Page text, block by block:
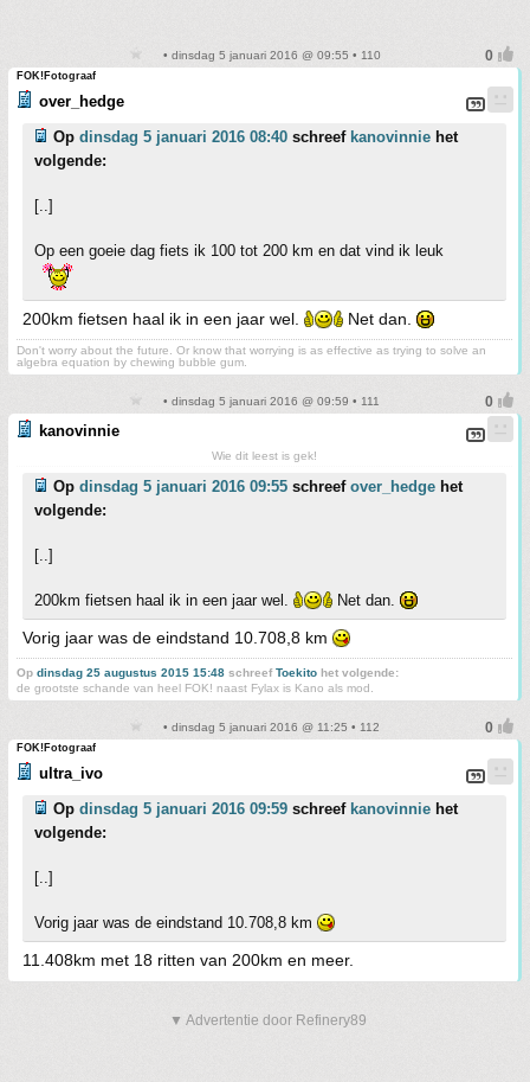
• dinsdag 5 januari 2016 @ 09:55 • 110
FOK!Fotograaf
over_hedge
Op dinsdag 5 januari 2016 08:40 schreef kanovinnie het
volgende:
[..]
Op een goeie dag fiets ik 100 tot 200 km en dat vind ik leuk
200km fietsen haal ik in een jaar wel. Net dan.
Don't worry about the future. Or know that worrying is as effective as trying to solve an
algebra equation by chewing bubble gum.
• dinsdag 5 januari 2016 @ 09:59 • 111
kanovinnie
Wie dit leest is gek!
Op dinsdag 5 januari 2016 09:55 schreef over_hedge het
volgende:
[..]
200km fietsen haal ik in een jaar wel. Net dan.
Vorig jaar was de eindstand 10.708,8 km
Op dinsdag 25 augustus 2015 15:48 schreefToekito het volgende:
de grootste schande van heel FOK! naast Fylax is Kano als mod.
• dinsdag 5 januari 2016 @ 11:25 • 112
FOK!Fotograaf
ultra_ivo
Op dinsdag 5 januari 2016 09:59 schreef kanovinnie het
volgende:
[..]
Vorig jaar was de eindstand 10.708,8 km
11.408km met 18 ritten van 200km en meer.
▼ Advertentie door Refinery89